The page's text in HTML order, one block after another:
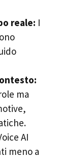
reale: I
ma
AI
meno a